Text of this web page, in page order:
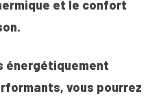
et le confort
énergétiquement
vous pourrez